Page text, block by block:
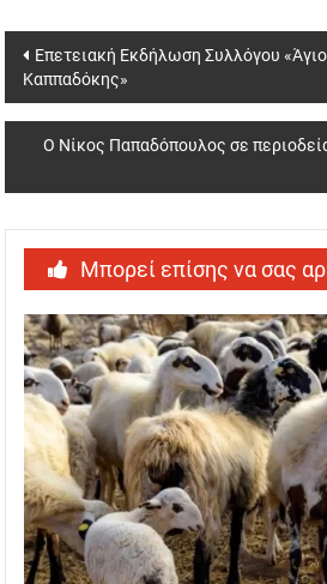
Post
navigation
Επετειακή Εκδήλωση Συλλόγου
Καππαδόκης»
Ο Νίκος Παπαδόπουλος σε
Μπορεί επίσης να σας